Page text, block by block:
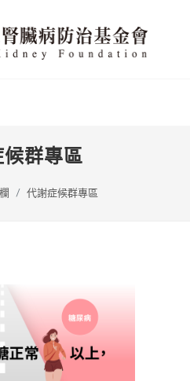
群專區
代謝症候群專區